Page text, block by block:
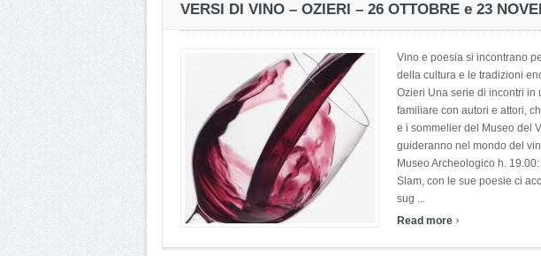
VERSI DI VINO – OZIERI – 26 OTTOBRE e 23
Vino e poesia si incontrano
della cultura e le tradizioni
Ozieri Una serie di incontri in
familiare con autori e attori,
e i sommelier del Museo del
guideranno nel mondo del
Museo Archeologico h.
Slam, con le sue poesie ci
sug ...
Read more ›